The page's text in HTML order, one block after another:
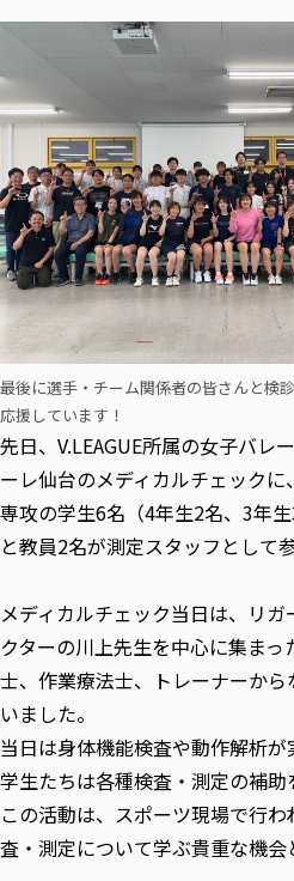
役員・評議員一覧
キャンパス案内
初年次教育（リエゾンゼミⅠ）
リエゾンゼミ・ナビ（テキスト
お役立ち情報（リンク集）
放射線モニタリング測定結果（
学校教育法施行規則第172条
教職課程における情報の公表
学部・学科等設置計画履行状況
情報公開規程
仏教専修科
大学院
総合福祉学研究科 社会福祉学
総合福祉学研究科 社会福祉学
総合福祉学研究科 福祉心理学
教育学研究科 教育学専攻 修
通信教育部
通信教育部
通信制大学院 総合福祉学研究科
通信制大学院 総合福祉学研究科
カリキュラム（学部・大
その他の就学機会
学びの特徴
学びの特徴
ICT教育
初年次教育（リエゾンゼミⅠ）
実学臨床教育（総合福祉学部
教育実践活動（教育学科学生
教員紹介・業績
学びのサポート
学びのサポート
学費（学部学科）
宿舎の紹介
学生生活サポート
学生自主活動支援
社会人学生の育児支援（一時預
学生総合補償制度
スポーツ傷害保険
東北福祉大学のキャリア教育
採用ご担当者様へ
求人の受付について
単独学内説明会のご案内
在学生の方
資格取得報奨制度について
東北福祉大学求人・インター
卒業生の方
卒業生の方
卒業後のキャリア支援体制
在学生による訪問、情報提供
卒業生アンケート
よくあるご質問
東北福祉大学のDNA
在学生インタビュー
海外留学・研修
外国人在学生
Prospective Students
学生支援センター国際交
スタッフ紹介
ニュース一覧
東北福祉大学の研究活動
東北福祉大学の研究活動
東北福祉大学の研究紹介
共同研究等をご検討の皆様へ
東北福祉大学の紀要・リ
東北福祉大学の紀要・リポジ
研究紀要
教職研究
東北福祉大学教育・教職センタ
芹沢銈介美術工芸館年報
東北福祉大学機関リポジトリ
東北福祉大学オープンアクセス
産学・産学官連携
産学・産学官連携
「高齢者のフレイル予防及び
高齢者施設特化型モジュラー車
学生参加 × 産学官連携 ～ 「行
社会貢献・地域連携活動
社会貢献・地域連携活動
社会貢献への取り組み
社会貢献・地域連携活動報告書
各種社会貢献活動の窓口
伝承講座「311『伝える／備え
JICA草の根技術協力事業
被災地の子ども支援活動
生涯学習・社会人講座
自治体・団体等との主な
自治体・団体等との主な協定
研究所について
研究者のご紹介
生
生涯学習・社会人講座
月例TFU実学臨床研究セ
特別支援教育研究室
TFU教育フォーラム
関連法人
取材について
施設利用
同窓会
学内ポータルシステム
Universal Passport
最後に選手・チーム関係者の皆さんと検
応援しています！
先日、V.LEAGUE所属の女子バレ
ーレ仙台のメディカルチェック
専攻の学生6名（4年生2名、3年生
と教員2名が測定スタッフとして
メディカルチェック当日は、リガ
クターの川上先生を中心に集まっ
士、作業療法士、トレーナーか
いました。
当日は身体機能検査や動作解析
学生たちは各種検査・測定の補助
この活動は、スポーツ現場で行
査・測定について学ぶ貴重な機会